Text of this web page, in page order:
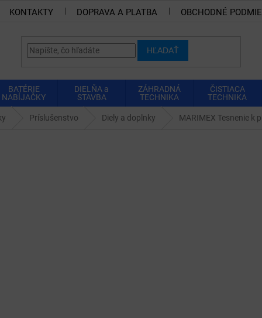
KONTAKTY DOPRAVA A PLATBA OBCHODNÉ
HĽADAŤ
BATÉRIE
NABÍJAČKY
DIELŇA a
STAVBA
ZÁHRADNÁ
TECHNIKA
ČISTIACA
TECHNIKA
Príslušenstvo Diely a doplnky MARIMEX Tesnenie k